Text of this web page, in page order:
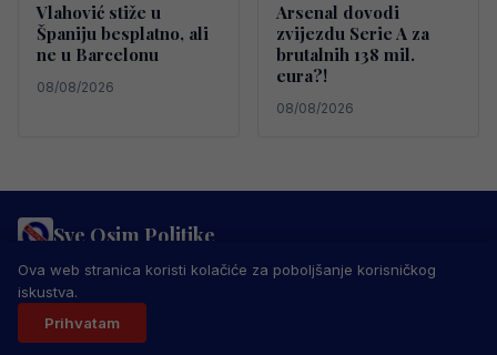
Vlahović stiže u
Španiju besplatno, ali
ne u Barcelonu
08/08/2026
Arsenal dovodi
zvijezdu Serie A za
brutalnih 138 mil.
eura?!
08/08/2026
Sve Osim Politike
PRAVILA PRIVATNOSTIMARKETING USLOVI KORIŠTENJA
IMPRESSUM
© 2026 Sve Osim Politike. Sva prava zadržana.
Ova web stranica koristi kolačiće za poboljšanje korisničkog
iskustva.
Prihvatam